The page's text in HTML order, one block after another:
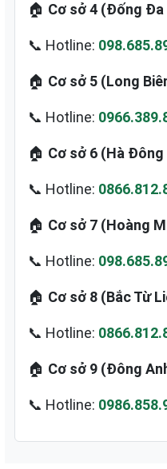
🏠 Cơ sở 4 (Đống Đa
📞 Hotline:
🏠 Cơ sở 5 (Long
📞 Hotline:
🏠 Cơ sở 6 (Hà
📞 Hotline:
🏠 Cơ sở 7 (Hoàng
📞 Hotline:
🏠 Cơ sở 8 (Bắc Từ
📞 Hotline:
🏠 Cơ sở 9 (Đông
📞 Hotline: